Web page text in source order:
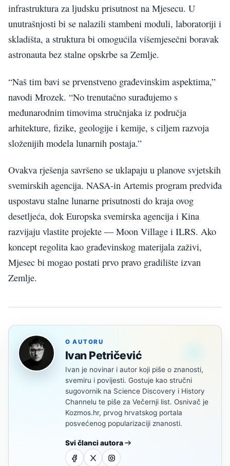
infrastruktura za ljudsku prisutnost na Mjesecu. U
unutrašnjosti bi se nalazili stambeni moduli, laboratoriji i
skladišta, a struktura bi omogućila višemjesečni boravak
astronauta bez stalne opskrbe sa Zemlje.
“Naš tim bavi se prvenstveno građevinskim aspektima,”
navodi Mrozek. “No trenutačno surađujemo s
međunarodnim timovima stručnjaka iz područja
arhitekture, fizike, geologije i kemije, s ciljem razvoja
složenijih modela lunarnih postaja.”
Ovakva rješenja savršeno se uklapaju u planove svjetskih
svemirskih agencija. NASA-in Artemis program predviđa
uspostavu stalne lunarne prisutnosti do kraja ovog
desetljeća, dok Europska svemirska agencija i Kina
razvijaju vlastite projekte — Moon Village i ILRS. Ako
koncept regolita kao građevinskog materijala zaživi,
Mjesec bi mogao postati prvo pravo gradilište izvan
Zemlje.
O AUTORU
Ivan Petričević
Ivan je novinar i autor koji piše o znanosti,
svemiru i povijesti. Gostuje kao stručni
sugovornik na Science Discovery i History
Channelu te piše za Večernji list. Osnivač je
Kozmos.hr, prvog hrvatskog portala
posvećenog popularizaciji znanosti.
Svi članci autora